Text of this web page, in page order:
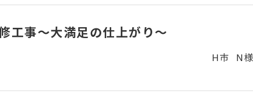
工事～大満足の仕上がり～
H市 N様